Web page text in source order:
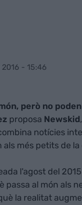
- 15:46
però no
proposa Newskid
notícies
més petits de la
l'agost del
al món als
la realitat